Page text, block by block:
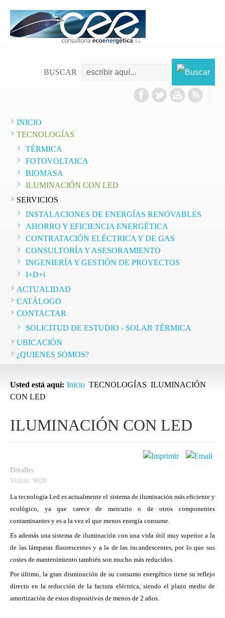
BUSCAR
INICIO
TECNOLOGÍAS
TÉRMICA
FOTOVOLTAICA
BIOMASA
ILUMINACIÓN CON LED
SERVICIOS
INSTALACIONES DE ENERGÍAS RENOVABLES
AHORRO Y EFICIENCIA ENERGÉTICA
CONTRATACIÓN ELÉCTRICA Y DE GAS
CONSULTORÍA Y ASESORAMIENTO
INGENIERÍA Y GESTIÓN DE PROYECTOS
I+D+i
ACTUALIDAD
CATÁLOGO
CONTACTAR
SOLICITUD DE ESTUDIO - SOLAR TÉRMICA
UBICACIÓN
¿QUIENES SOMOS?
Usted está aquí: Inicio TECNOLOGÍAS ILUMINACIÓN
CON LED
ILUMINACIÓN CON LED
Detalles
Visitas: 9020
La tecnología Led es actualmente el sistema de iluminación más eficiente y
ecológico, ya que carece de mercurio o de otros componentes
contaminantes y es a la vez el que menos energía consume.
Es además una sistema de iluminación con una vida útil muy superior a la
de las lámparas fluorescentes y a la de las incandescentes, por lo que sus
costes de mantenimiento también son mucho más reducidos.
Por último, la gran disminución de su consumo energético tiene su reflejo
directo en la reducción de la factura eléctrica, siendo el plazo medio de
amortización de estos dispositivos de menos de 2 años.